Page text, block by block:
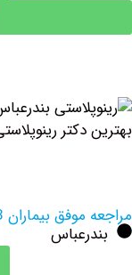
رینوپلاستی
بیماران 103
نوبت